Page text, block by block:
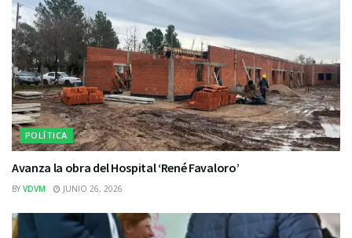
POLÍTICA
Avanza la obra del Hospital ‘René Favaloro’
BY VDVM JUNIO 26, 2026